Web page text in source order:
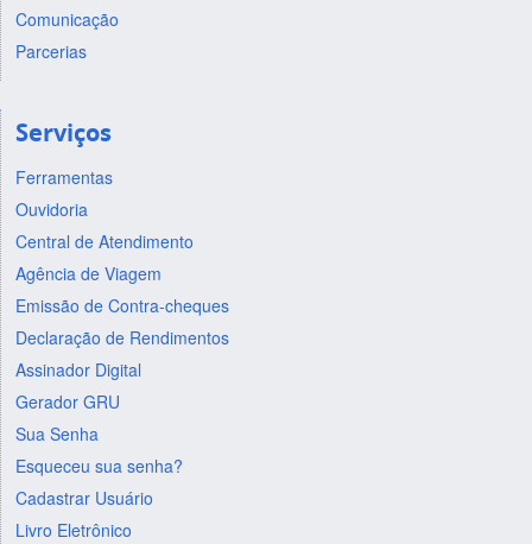
Comunicação
Parcerias
Serviços
Ferramentas
Ouvidoria
Central de Atendimento
Agência de Viagem
Emissão de Contra-cheques
Declaração de Rendimentos
Assinador Digital
Gerador GRU
Sua Senha
Esqueceu sua senha?
Cadastrar Usuário
Livro Eletrônico